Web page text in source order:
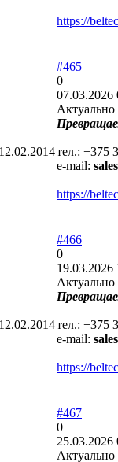
https://
12.02.2014
#465
0
07.03.2026
Актуально
тел.: +375
e-mail:
https://
12.02.2014
#466
0
19.03.2026
Актуально
тел.: +375
e-mail:
https://
#467
0
25.03.2026
Актуально